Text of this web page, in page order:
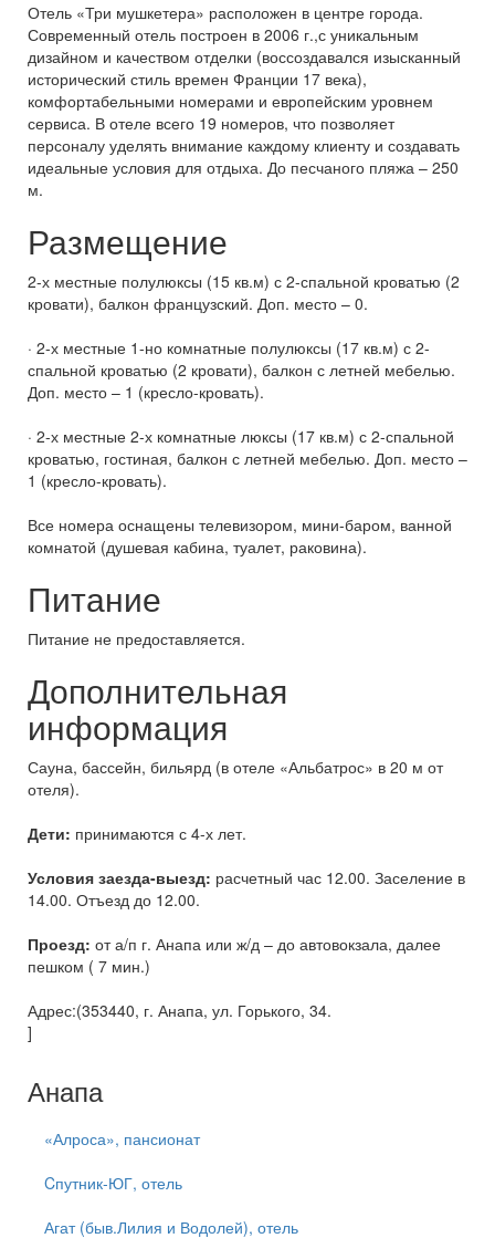
Отель «Три мушкетера» расположен в центре города.
Современный отель построен в 2006 г.,с уникальным
дизайном и качеством отделки (воссоздавался изысканный
исторический стиль времен Франции 17 века),
комфортабельными номерами и европейским уровнем
сервиса. В отеле всего 19 номеров, что позволяет
персоналу уделять внимание каждому клиенту и создавать
идеальные условия для отдыха. До песчаного пляжа – 250
м.
Размещение
2-х местные полулюксы (15 кв.м) с 2-спальной кроватью (2
кровати), балкон французский. Доп. место – 0.
· 2-х местные 1-но комнатные полулюксы (17 кв.м) с 2-
спальной кроватью (2 кровати), балкон с летней мебелью.
Доп. место – 1 (кресло-кровать).
· 2-х местные 2-х комнатные люксы (17 кв.м) с 2-спальной
кроватью, гостиная, балкон с летней мебелью. Доп. место –
1 (кресло-кровать).
Все номера оснащены телевизором, мини-баром, ванной
комнатой (душевая кабина, туалет, раковина).
Питание
Питание не предоставляется.
Дополнительная
информация
Сауна, бассейн, бильярд (в отеле «Альбатрос» в 20 м от
отеля).
Дети: принимаются с 4-х лет.
Условия заезда-выезд: расчетный час 12.00. Заселение в
14.00. Отъезд до 12.00.
Проезд: от а/п г. Анапа или ж/д – до автовокзала, далее
пешком ( 7 мин.)
Адрес:(353440, г. Анапа, ул. Горького, 34.
]
Анапа
«Алроса», пансионат
Cпутник-ЮГ, отель
Агат (быв.Лилия и Водолей), отель